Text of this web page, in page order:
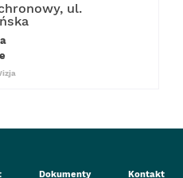
ul.
Dokumenty Kontakt